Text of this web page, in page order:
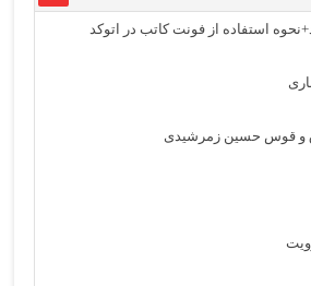
استفاده از فونت کاتب در اتوکد
و قوس حسین زمرشیدی